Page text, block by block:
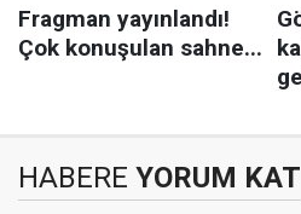
HABERE YORUM KAT